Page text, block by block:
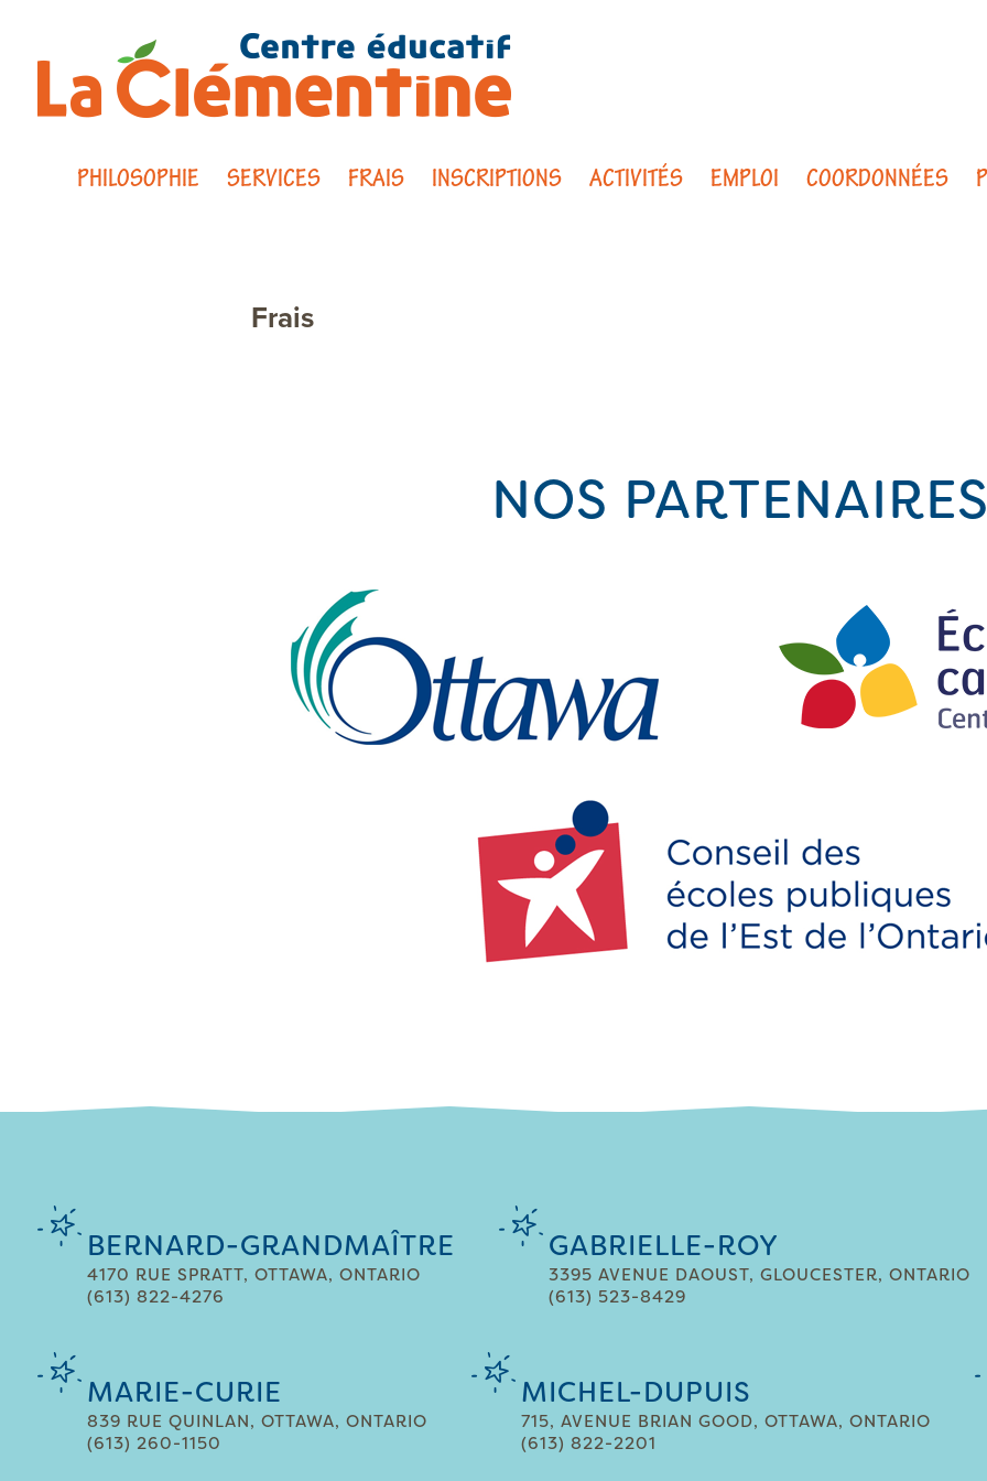
PHILOSOPHIE SERVICES FRAIS INSCRIPTIONS ACTIVITÉS EMPLOI COORDONNÉES
Frais
NOS
BERNARD-GRANDMAÎTRE
4170 RUE SPRATT, OTTAWA, ONTARIO
(613) 822-4276
GABRIELLE-ROY
3395 AVENUE DAOUST, GLOUCESTER, ONTARIO
(613) 523-8429
MARIE-CURIE
839 RUE QUINLAN, OTTAWA, ONTARIO
(613) 260-1150
MICHEL-DUPUIS
715, AVENUE BRIAN GOOD, OTTAWA, ONTARIO
(613) 822-2201